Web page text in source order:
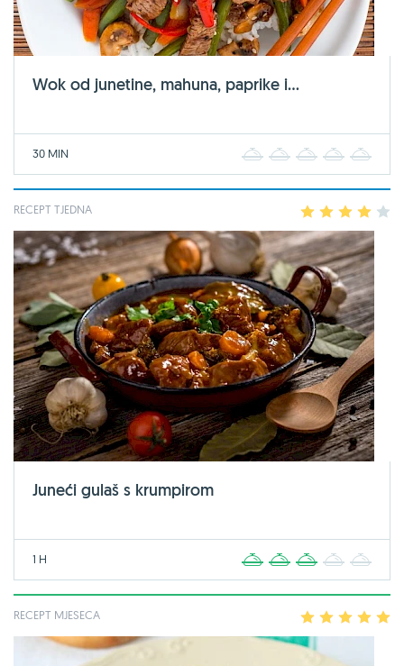
Wok od junetine, mahuna, paprike i...
30 MIN 2 3 4
RECEPT TJEDNA 2 3 4
Juneći gulaš s krumpirom
1 H 2 3 4
RECEPT MJESECA 2 3 4